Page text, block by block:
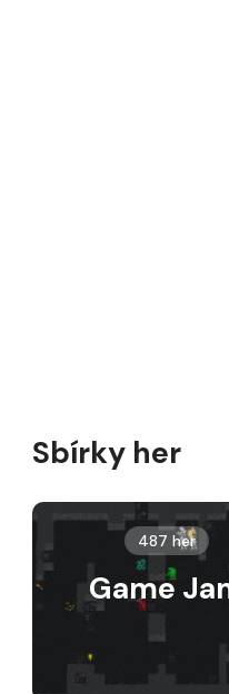
Sbírky her
487 her
Game